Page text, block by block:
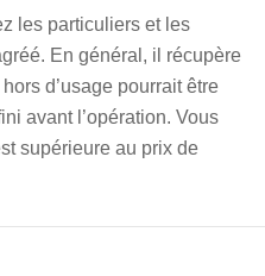
les particuliers et les
En général, il récupère
d’usage pourrait être
avant l’opération. Vous
supérieure au prix de